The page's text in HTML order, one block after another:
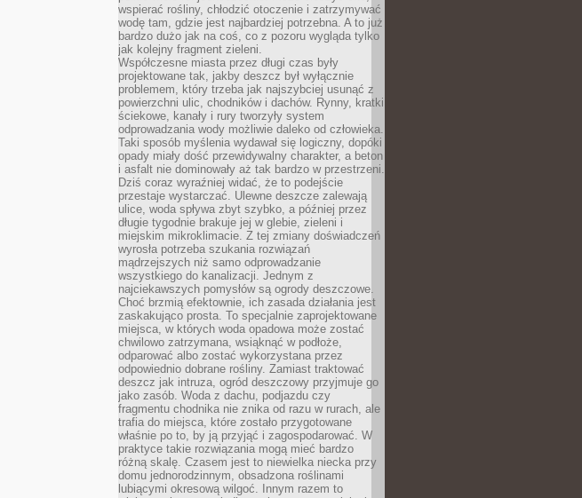
wspierać rośliny, chłodzić otoczenie i zatrzymywać
wodę tam, gdzie jest najbardziej potrzebna. A to już
bardzo dużo jak na coś, co z pozoru wygląda tylko
jak kolejny fragment zieleni.
Współczesne miasta przez długi czas były
projektowane tak, jakby deszcz był wyłącznie
problemem, który trzeba jak najszybciej usunąć z
powierzchni ulic, chodników i dachów. Rynny, kratki
ściekowe, kanały i rury tworzyły system
odprowadzania wody możliwie daleko od człowieka.
Taki sposób myślenia wydawał się logiczny, dopóki
opady miały dość przewidywalny charakter, a beton
i asfalt nie dominowały aż tak bardzo w przestrzeni.
Dziś coraz wyraźniej widać, że to podejście
przestaje wystarczać. Ulewne deszcze zalewają
ulice, woda spływa zbyt szybko, a później przez
długie tygodnie brakuje jej w glebie, zieleni i
miejskim mikroklimacie. Z tej zmiany doświadczeń
wyrosła potrzeba szukania rozwiązań
mądrzejszych niż samo odprowadzanie
wszystkiego do kanalizacji. Jednym z
najciekawszych pomysłów są ogrody deszczowe.
Choć brzmią efektownie, ich zasada działania jest
zaskakująco prosta. To specjalnie zaprojektowane
miejsca, w których woda opadowa może zostać
chwilowo zatrzymana, wsiąknąć w podłoże,
odparować albo zostać wykorzystana przez
odpowiednio dobrane rośliny. Zamiast traktować
deszcz jak intruza, ogród deszczowy przyjmuje go
jako zasób. Woda z dachu, podjazdu czy
fragmentu chodnika nie znika od razu w rurach, ale
trafia do miejsca, które zostało przygotowane
właśnie po to, by ją przyjąć i zagospodarować. W
praktyce takie rozwiązania mogą mieć bardzo
różną skalę. Czasem jest to niewielka niecka przy
domu jednorodzinnym, obsadzona roślinami
lubiącymi okresową wilgoć. Innym razem to